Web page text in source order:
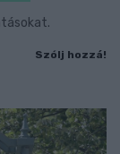
Szólj hozzá!